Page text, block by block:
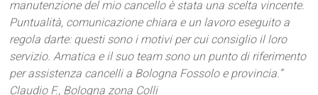
manutenzione del mio cancello è stata una scelta vincente.
Puntualità, comunicazione chiara e un lavoro eseguito a
regola darte: questi sono i motivi per cui consiglio il loro
servizio. Amatica e il suo team sono un punto di riferimento
per assistenza cancelli a Bologna Fossolo e provincia.”
Claudio F., Bologna zona Colli